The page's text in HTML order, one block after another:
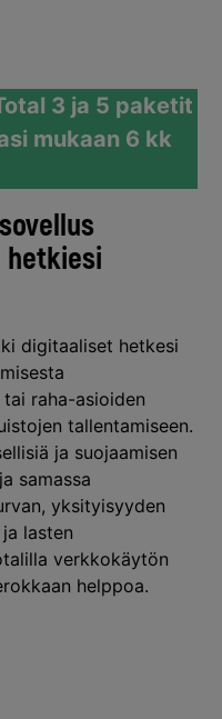
3 ja 5 paketit
mukaan 6 kk
digitaaliset hetkesi
raha-asioiden
tallentamiseen.
ja suojaamisen
samassa
yksityisyyden
lasten
verkkokäytön
helppoa.